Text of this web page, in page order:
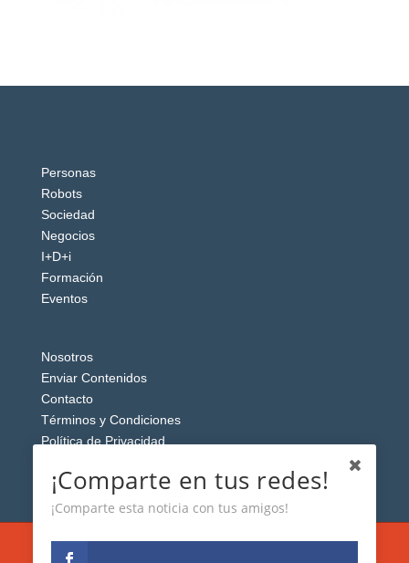
Personas
Robots
Sociedad
Negocios
I+D+i
Formación
Eventos
Nosotros
Enviar Contenidos
Contacto
Términos y Condiciones
Política de Privacidad
Esta web usa cookies analíticas y publicitarias (propias y de
¡Comparte en tus redes!
¡Comparte esta noticia con tus amigos!